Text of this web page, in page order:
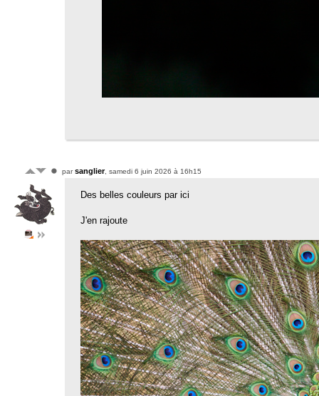
parsanglier, samedi 6 juin 2026 à 16h15
Des belles couleurs par ici
J'en rajoute